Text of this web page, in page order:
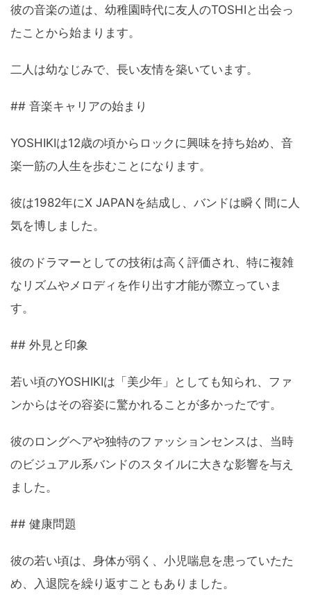
彼の音楽の道は、幼稚園時代に友人のTOSHIと出会っ
たことから始まります。
二人は幼なじみで、長い友情を築いています。
## 音楽キャリアの始まり
YOSHIKIは12歳の頃からロックに興味を持ち始め、音
楽一筋の人生を歩むことになります。
彼は1982年にX JAPANを結成し、バンドは瞬く間に人
気を博しました。
彼のドラマーとしての技術は高く評価され、特に複雑
なリズムやメロディを作り出す才能が際立っていま
す。
## 外見と印象
若い頃のYOSHIKIは「美少年」としても知られ、ファ
ンからはその容姿に驚かれることが多かったです。
彼のロングヘアや独特のファッションセンスは、当時
のビジュアル系バンドのスタイルに大きな影響を与え
ました。
## 健康問題
彼の若い頃は、身体が弱く、小児喘息を患っていたた
め、入退院を繰り返すこともありました。